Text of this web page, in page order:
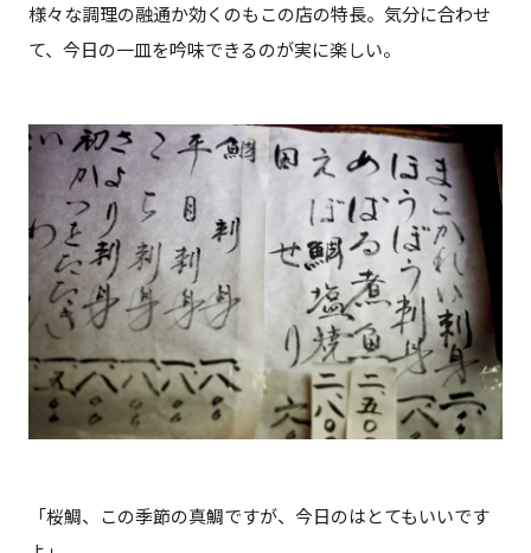
様々な調理の融通か効くのもこの店の特長。気分に合わせ
て、今日の一皿を吟味できるのが実に楽しい。
「桜鯛、この季節の真鯛ですが、今日のはとてもいいです